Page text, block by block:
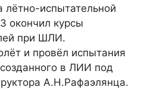
испытательной
окончил курсы
при ШЛИ.
и провёл испытания
в ЛИИ под
А.Н.Рафаэлянца.